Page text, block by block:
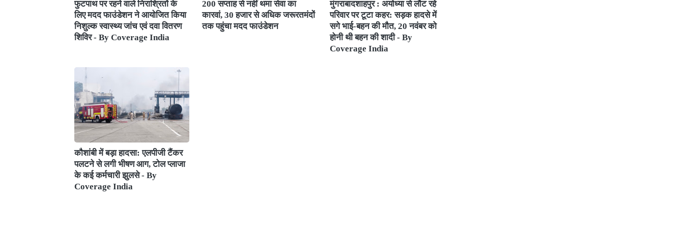
फुटपाथ पर रहने वाले निराश्रितों के
लिए मदद फाउंडेशन ने आयोजित किया
निशुल्क स्वास्थ्य जांच एवं दवा वितरण
शिविर - By Coverage India
200 सप्ताह से नहीं थमा सेवा का
कारवां, 30 हजार से अधिक जरूरतमंदों
तक पहुंचा मदद फाउंडेशन
मुंगराबादशाहपुर : अयोध्या से लौट रहे
परिवार पर टूटा कहर: सड़क हादसे में
सगे भाई-बहन की मौत, 20 नवंबर को
होनी थी बहन की शादी - By
Coverage India
कौशांबी में बड़ा हादसा: एलपीजी टैंकर
पलटने से लगी भीषण आग, टोल प्लाजा
के कई कर्मचारी झुलसे - By
Coverage India